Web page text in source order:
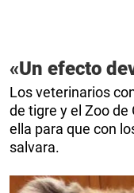
«Un efecto
Los veterinarios
de tigre y el Zoo de
ella para que con
salvara.